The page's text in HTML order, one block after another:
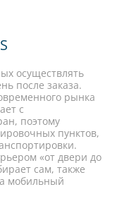
осуществлять
после заказа.
рынка
с
поэтому
пунктов,
«от двери до
сам, также
мобильный